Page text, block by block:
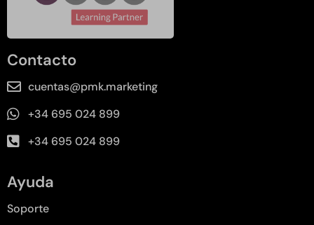
Contacto
cuentas@pmk.marketing
+34 695 024 899
+34 695 024 899
Ayuda
Soporte